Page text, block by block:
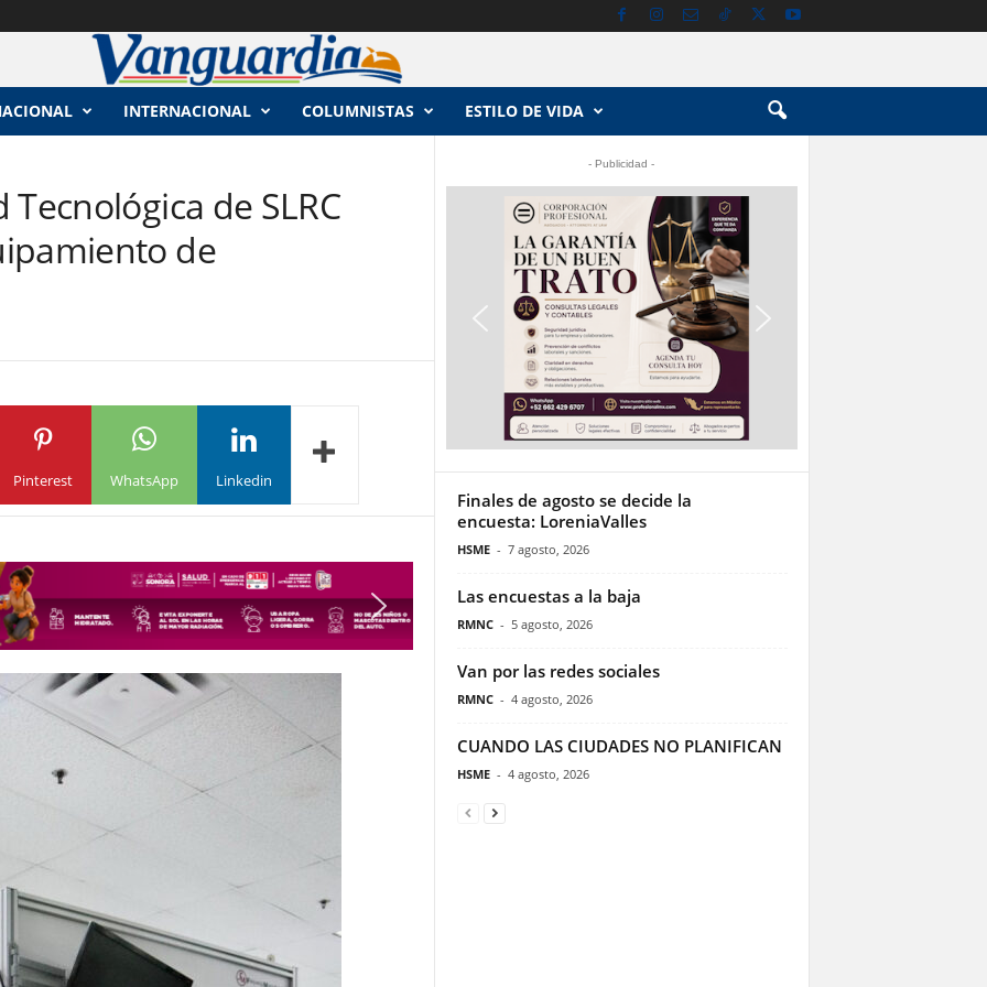
INTERNACIONAL COLUMNISTAS ESTILO DE VIDA
de SLRC
de
Pinterest WhatsApp Linkedin
- Publicidad -
Finales de agosto se decide la
encuesta: LoreniaValles
HSME - 7 agosto, 2026
Las encuestas a la baja
RMNC - 5 agosto, 2026
Van por las redes sociales
RMNC - 4 agosto, 2026
CUANDO LAS CIUDADES NO PLANIFICAN
HSME - 4 agosto, 2026